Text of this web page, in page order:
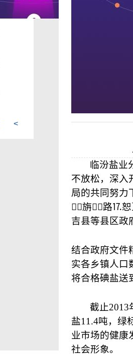
临汾盐业
不放松，深入
局的共同努力
旃路⒘恕
吉县等县区政
结合政府文件
实各乡镇人口
将合格碘盐送
截止2013
盐11.4吨，绿
业市场的健康
社会形象。